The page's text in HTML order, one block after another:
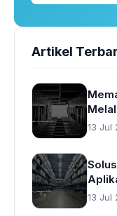
Artikel
13 Jul
13 Jul